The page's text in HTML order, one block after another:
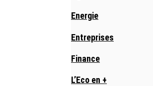
Energie
Entreprises
Finance
L’Eco en +